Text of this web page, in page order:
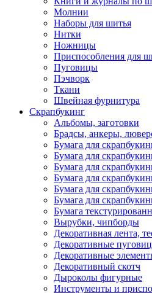
Молнии
Наборы для шитья
Нитки
Ножницы
Приспособления для
Пуговицы
Пэчворк
Ткани
Швейная фурнитура
Скрапбукинг
Альбомы, заготовки
Брадсы, анкеры,
Бумага для
Бумага для
Бумага для
Бумага для
Бумага для
Бумага для
Бумага
Вырубки, чипборды
Декоративная лента,
Декоративные
Декоративные
Декоративный скотч
Дыроколы фигурные
Инструменты и